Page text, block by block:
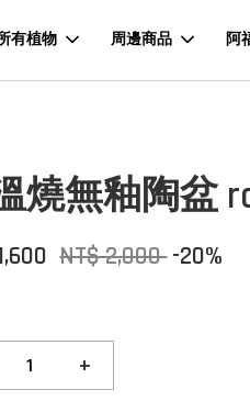
有植物 周邊商品 阿
燒無釉陶盆
NT$ 2,000-20%
+